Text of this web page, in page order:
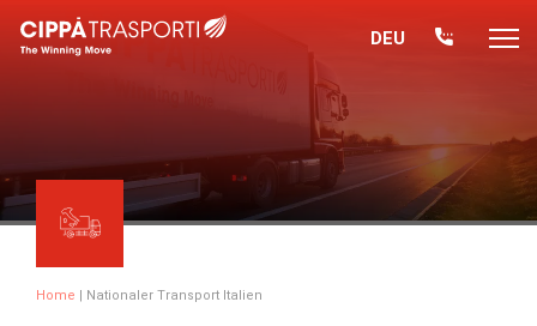
DEU
Home | Nationaler Transport Italien